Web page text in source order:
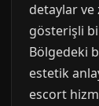
detaylar ve
gösterişli
Bölgedeki
estetik
escort